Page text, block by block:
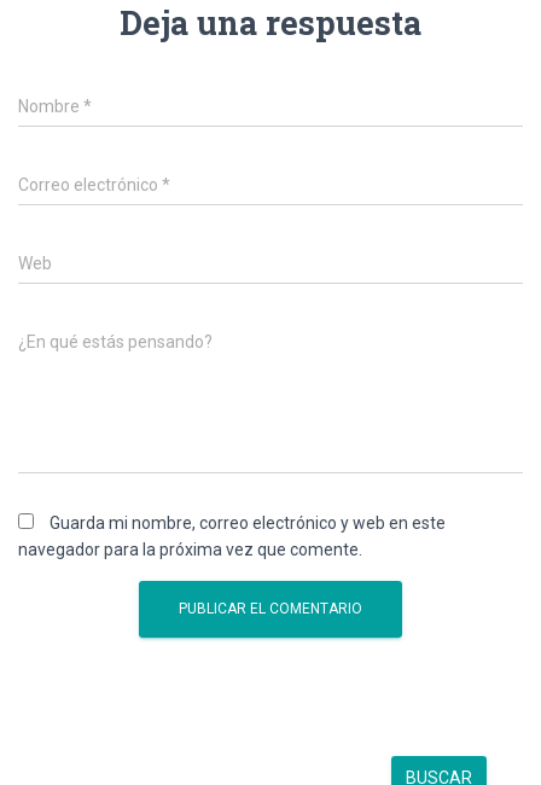
Deja una respuesta
Nombre *
Correo electrónico *
Web
¿En qué estás pensando?
Guarda mi nombre, correo electrónico y web en este
navegador para la próxima vez que comente.
BUSCAR